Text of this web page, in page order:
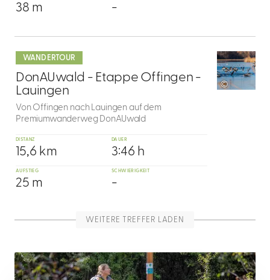
38 m -
WANDERTOUR
3
DonAUwald - Etappe Offingen -
Lauingen
©
Von Offingen nach Lauingen auf dem
Premiumwanderweg DonAUwald
DISTANZ
15,6 km
DAUER
3:46 h
AUFSTIEG
25 m
SCHWIERIGKEIT
-
dazu
WEITERE TREFFER LADEN